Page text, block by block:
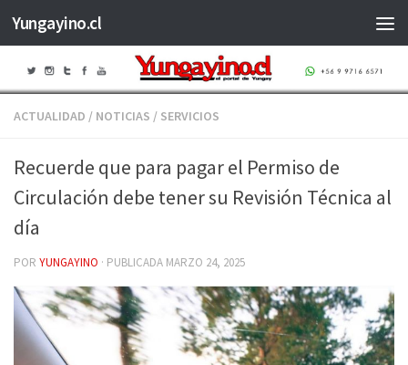
Saltar al contenido
Yungayino.cl
ACTUALIDAD / NOTICIAS / SERVICIOS
Recuerde que para pagar el Permiso de
Circulación debe tener su Revisión Técnica al
día
POR YUNGAYINO · PUBLICADA MARZO 24, 2025